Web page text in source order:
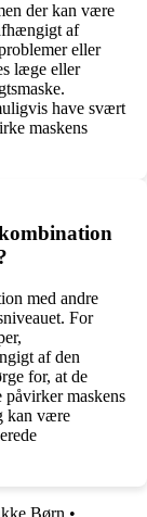
der kan være
af
eller
læge eller
have svært
maskens
med andre
For
af den
for, at de
maskens
kan være